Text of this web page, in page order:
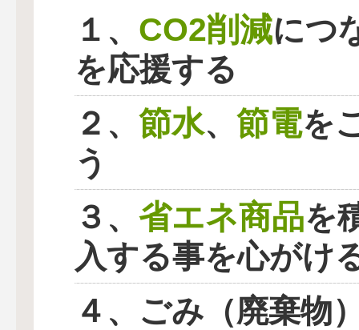
１、 CO2削減につ
を応援する
２、 節水、 節電を
う
３、 省エネ商品を
入する事を心がけ
４、ごみ（廃棄物